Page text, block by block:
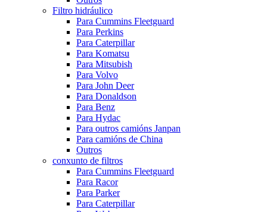
Filtro hidráulico
Para Cummins Fleetguard
Para Perkins
Para Caterpillar
Para Komatsu
Para Mitsubish
Para Volvo
Para John Deer
Para Donaldson
Para Benz
Para Hydac
Para outros camións Janpan
Para camións de China
Outros
conxunto de filtros
Para Cummins Fleetguard
Para Racor
Para Parker
Para Caterpillar